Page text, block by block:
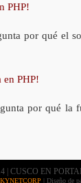
PHP!
por qué el
en PHP!
por qué la
| CUSCO EN
| Diseño de